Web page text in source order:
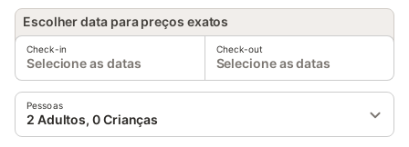
Escolher data para preços exatos
Check-in
Selecione as datas
Check-out
Selecione as datas
Pessoas
2 Adultos, 0 Crianças